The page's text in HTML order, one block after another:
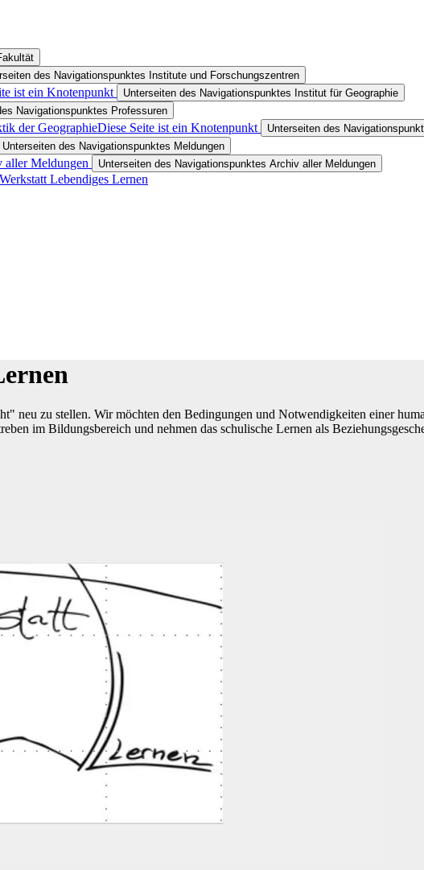
des Navigationspunktes Institute und Forschungszentren
ist ein Knotenpunkt Unterseiten des Navigationspunktes Institut für Geographie
Navigationspunktes Professuren
der GeographieDiese Seite ist ein Knotenpunkt Unterseiten des
Unterseiten des Navigationspunktes Meldungen
aller Meldungen Unterseiten des Navigationspunktes Archiv aller Meldungen
Werkstatt Lebendiges Lernen
neu zu stellen. Wir möchten den Bedingungen und Notwendigkeiten einer
im Bildungsbereich und nehmen das schulische Lernen als